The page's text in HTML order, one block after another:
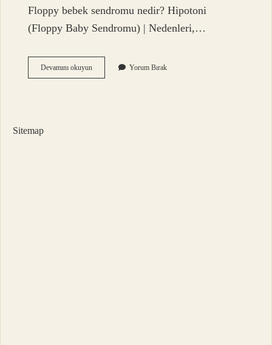
Floppy bebek sendromu nedir? Hipotoni
(Floppy Baby Sendromu) | Nedenleri,…
Devamını okuyunTembel
Bebek
Yorum Bırak
Sitemap